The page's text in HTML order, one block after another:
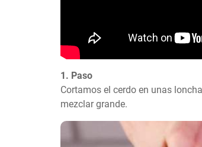
1. Paso
Cortamos el cerdo en unas
mezclar grande.